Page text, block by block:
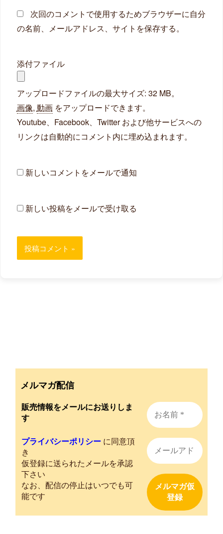
次回のコメントで使用するためブラウザーに自分
の名前、メールアドレス、サイトを保存する。
添付ファイル
アップロードファイルの最大サイズ: 32 MB。
画像, 動画をアップロードできます。
Youtube、Facebook、Twitter および他サービスへの
リンクは自動的にコメント内に埋め込まれます。
新しいコメントをメールで通知
新しい投稿をメールで受け取る
メルマガ配信
販売情報をメールにお送りしま
す
プライバシーポリシー に同意頂
き
仮登録に送られたメールを承認
下さい
なお、配信の停止はいつでも可
能です